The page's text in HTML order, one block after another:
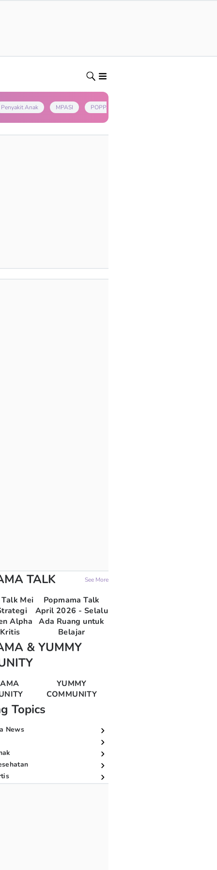
Penyakit Anak MPASI POPPAPA
TALK See More
Mei
Alpha
Popmama Talk
April 2026 - Selalu
Ada Ruang untuk
Belajar
& YUMMY
YUMMY
COMMUNITY
Topics
News